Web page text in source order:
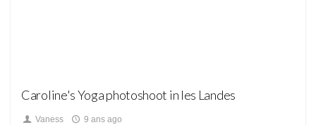
Caroline's Yoga photoshoot in les Landes
Vaness 9 ans ago